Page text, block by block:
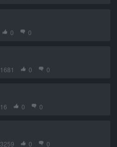
0 0
1681 0 0
16 0 0
3259 0 0